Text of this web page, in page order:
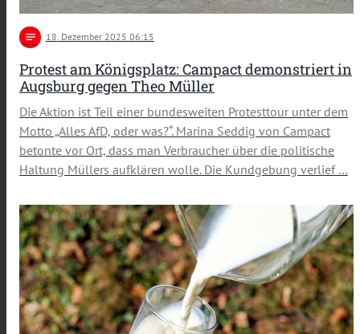
notes 18. Dezember 2025 06:15
Protest am Königsplatz: Campact demonstriert in
Augsburg gegen Theo Müller
Die Aktion ist Teil einer bundesweiten Protesttour unter dem
Motto „Alles AfD, oder was?“. Marina Seddig von Campact
betonte vor Ort, dass man Verbraucher über die politische
Haltung Müllers aufklären wolle. Die Kundgebung verlief …